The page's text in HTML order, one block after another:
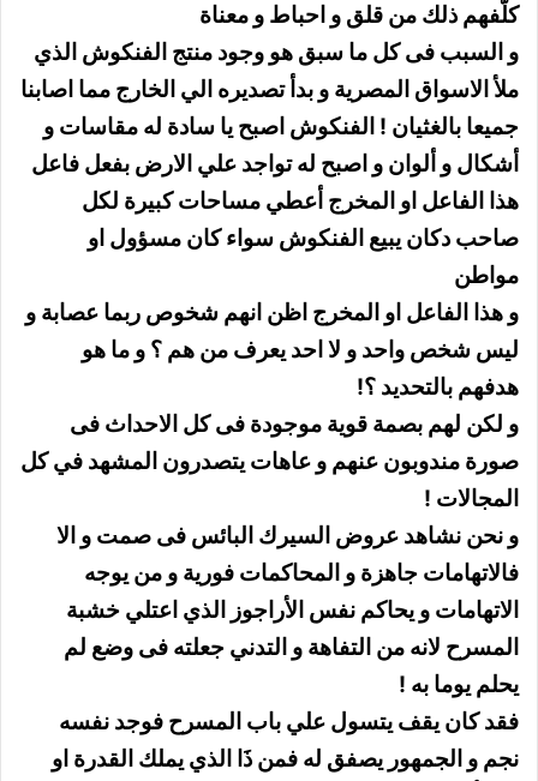
كلّفهم ذلك من قلق و احباط و معناة
و السبب فى كل ما سبق هو وجود منتج الفنكوش الذي
ملأ الاسواق المصرية و بدأ تصديره الي الخارج مما اصابنا
جميعا بالغثيان ! الفنكوش اصبح يا سادة له مقاسات و
أشكال و ألوان و اصبح له تواجد علي الارض بفعل فاعل
هذا الفاعل او المخرج أعطي مساحات كبيرة لكل
صاحب دكان يبيع الفنكوش سواء كان مسؤول او
مواطن
و هذا الفاعل او المخرج اظن انهم شخوص ربما عصابة و
ليس شخص واحد و لا احد يعرف من هم ؟ و ما هو
هدفهم بالتحديد ؟!
و لكن لهم بصمة قوية موجودة فى كل الاحداث فى
صورة مندوبون عنهم و عاهات يتصدرون المشهد في كل
المجالات !
و نحن نشاهد عروض السيرك البائس فى صمت و الا
فالاتهامات جاهزة و المحاكمات فورية و من يوجه
الاتهامات و يحاكم نفس الأراجوز الذي اعتلي خشبة
المسرح لانه من التفاهة و التدني جعلته فى وضع لم
يحلم يوما به !
فقد كان يقف يتسول علي باب المسرح فوجد نفسه
نجم و الجمهور يصفق له فمن ذَا الذي يملك القدرة او